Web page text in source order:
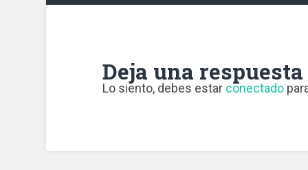
Deja una respuesta
Lo siento, debes estar conectado